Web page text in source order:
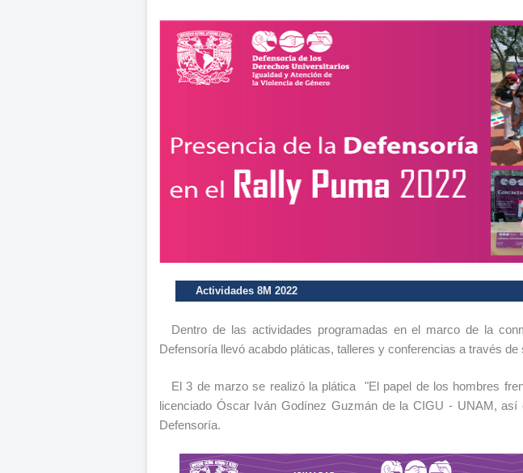
Actividades 8M 2022
Dentro de las actividades programadas en el marco de la
Defensoría llevó acabdo pláticas, talleres y conferencias a través
El 3 de marzo se realizó la plática "El papel de los hombres
licenciado Óscar Iván Godínez Guzmán de la CIGU - UNAM,
Defensoría.